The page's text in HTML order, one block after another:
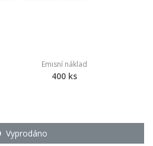
Emisní náklad
400 ks
Vyprodáno